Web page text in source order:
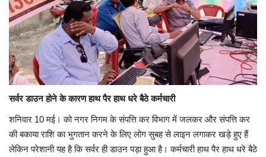
कारोबार सरोकार
साहित्य सरोकार
सेहत सरोकार
सामाजिक सरोकार
सर्वर डाउन होने के कारण हाथ पैर हाथ धरे बैठे कर्मचारी
शनिवार 10 मई। को नगर निगम के संपत्ति कर विभाग में जलकर और संपत्ति कर
की बकाया राशि का भुगतान करने के लिए लोग सुबह से लाइन लगाकर खड़े हुए हैं
लेकिन परेशानी यह है कि सर्वर ही डाउन पड़ा हुआ है। कर्मचारी हाथ पैर हाथ धरे बैठे